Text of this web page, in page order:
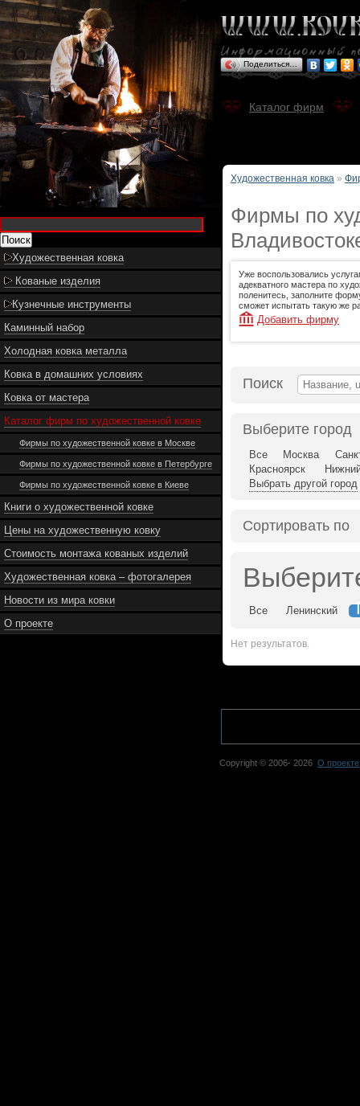
Художественная ковка
Кованые изделия
Кузнечные инструменты
Каминный набор
Холодная ковка металла
Ковка в домашних условиях
Ковка от мастера
Каталог фирм по художественной ковке
Фирмы по художественной ковке в Москве
Фирмы по художественной ковке в Петербурге
Фирмы по художественной ковке в Киеве
Книги о художественной ковке
Цены на художественную ковку
Стоимость монтажа кованых изделий
Художественная ковка – фотогалерея
Новости из мира ковки
О проекте
Поделиться…
Каталог фирм
Художественная ковка »
Фирмы по
Уже воспользовались
адекватного мастера по
поленитесь, заполните
сможет испытать такую же
Добавить фирму
Поиск
Выберите город
Все Москва
Красноярск
Выбрать другой город
Сортировать по
Все Ленинский
Нет результатов.
Copyright © 2006- 2026 О проекте